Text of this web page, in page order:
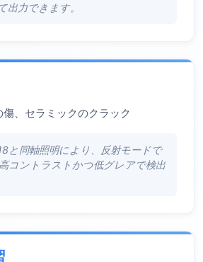
出力できます。
傷、セラミックのクラック
と同軸照明により、反射モードで
コントラストかつ低グレアで検出